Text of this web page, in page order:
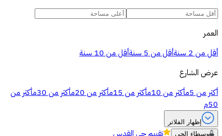
العمر
أقل من 2 سنة
أقل من 5 سنة
أقل من 10 سنة
عرض الشارع
أكثر من 5م
أكثر من 10م أكثر من 15م أكثر من 20م أكثر من 30م
أكثر من
50م
إظهار الفلاتر
وسطاء الحي
تقييمحي القدس